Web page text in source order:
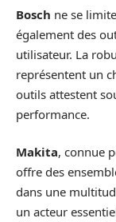
Bosch ne se
également des
utilisateur. La
représentent un
outils attestent
performance.
Makita, connue
offre des
dans une
un acteur